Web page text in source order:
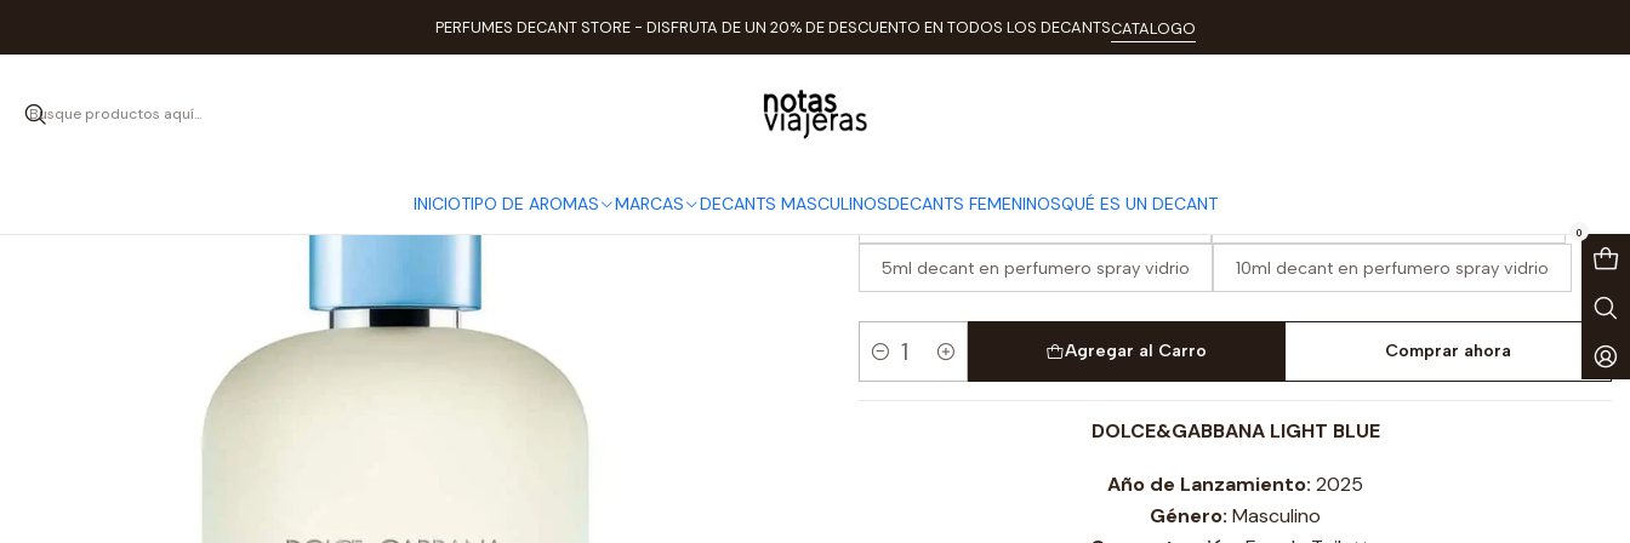
INICIOTIPO DE AROMAS MARCAS DECANTS MASCULINOSDECANTS FEMENINOSQUÉ ES UN DECANT
0
PERFUMES DECANT STORE - DISFRUTA DE UN 20% DE DESCUENTO EN TODOS LOS DECANTSCATALOGO
Inicio TIPO DE AROMAS Aromas Frescos Decant Light Blue (2025)
Decant Light Blue (2025)
5ml decant en perfumero spray vidrio 10ml decant en perfumero spray vidrio
Cantidad
Agregar al Carro Comprar ahora
DOLCE&GABBANA LIGHT BLUE
Año de Lanzamiento: 2025
Género: Masculino